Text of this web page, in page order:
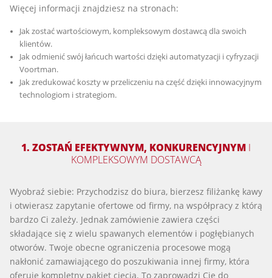
Więcej informacji znajdziesz na stronach:
Jak zostać wartościowym, kompleksowym dostawcą dla swoich
klientów.
Jak odmienić swój łańcuch wartości dzięki automatyzacji i cyfryzacji
Voortman.
Jak zredukować koszty w przeliczeniu na część dzięki innowacyjnym
technologiom i strategiom.
1. ZOSTAŃ EFEKTYWNYM, KONKURENCYJNYM I
KOMPLEKSOWYM DOSTAWCĄ
Wyobraź siebie: Przychodzisz do biura, bierzesz filiżankę kawy
i otwierasz zapytanie ofertowe od firmy, na współpracy z którą
bardzo Ci zależy. Jednak zamówienie zawiera części
składające się z wielu spawanych elementów i pogłębianych
otworów. Twoje obecne ograniczenia procesowe mogą
nakłonić zamawiającego do poszukiwania innej firmy, która
oferuje kompletny pakiet cięcia. To zaprowadzi Cię do